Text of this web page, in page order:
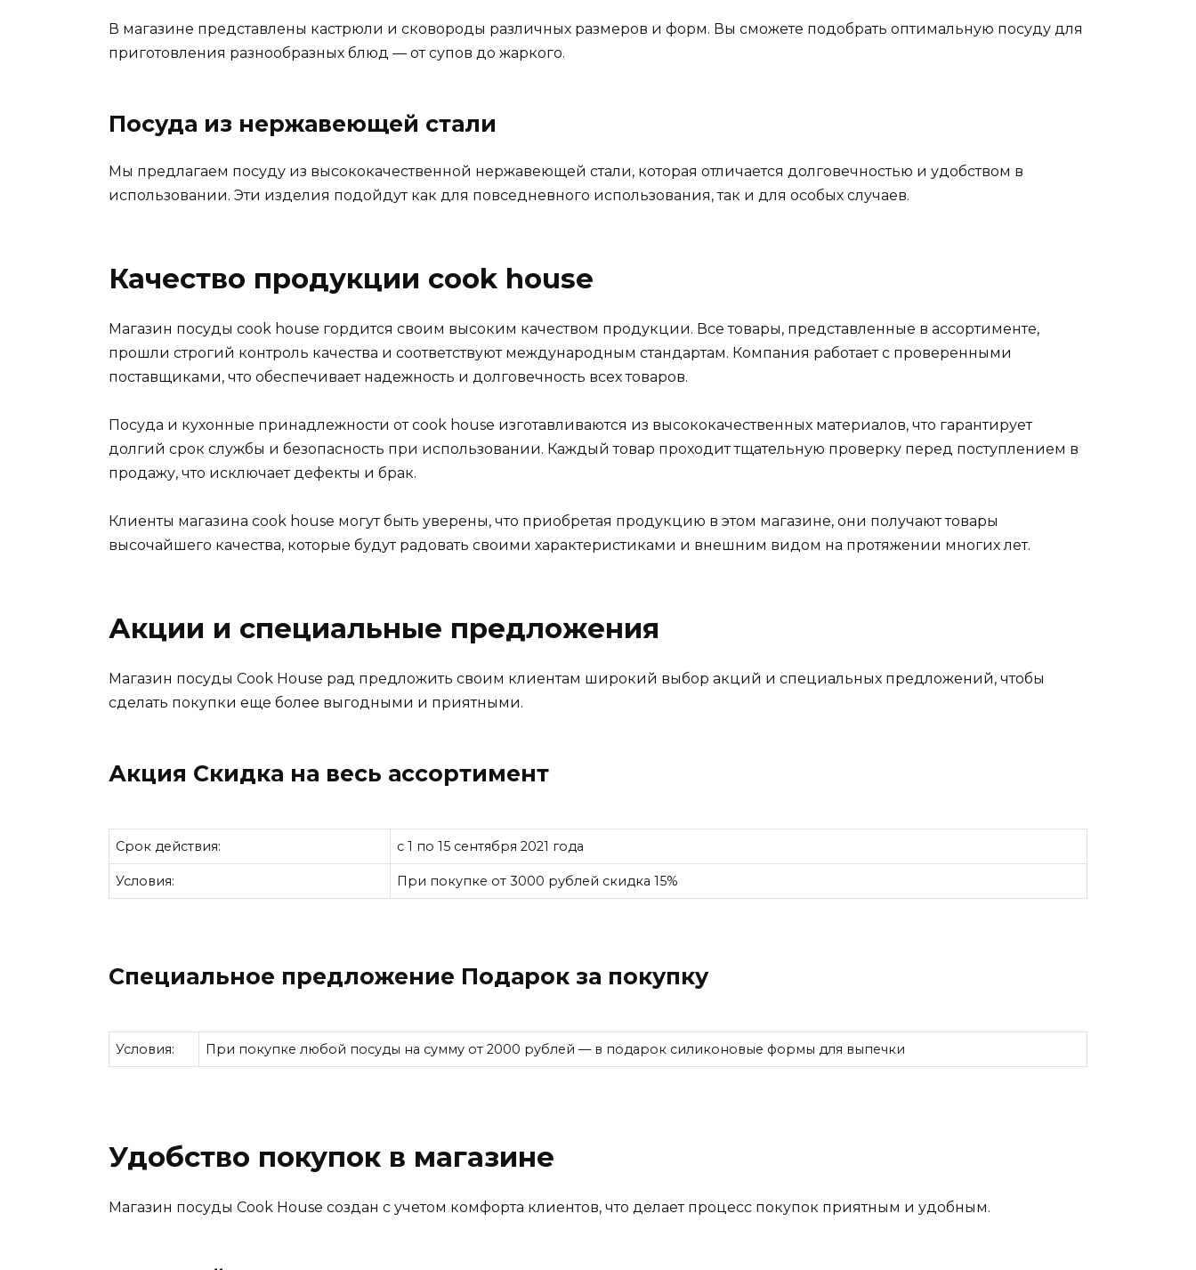
В магазине представлены кастрюли и сковороды различных размеров и форм. Вы сможете подобрать оптимальную посуду для
приготовления разнообразных блюд — от супов до жаркого.
Посуда из нержавеющей стали
Мы предлагаем посуду из высококачественной нержавеющей стали, которая отличается долговечностью и удобством в
использовании. Эти изделия подойдут как для повседневного использования, так и для особых случаев.
Качество продукции cook house
Магазин посуды cook house гордится своим высоким качеством продукции. Все товары, представленные в ассортименте,
прошли строгий контроль качества и соответствуют международным стандартам. Компания работает с проверенными
поставщиками, что обеспечивает надежность и долговечность всех товаров.
Посуда и кухонные принадлежности от cook house изготавливаются из высококачественных материалов, что гарантирует
долгий срок службы и безопасность при использовании. Каждый товар проходит тщательную проверку перед поступлением в
продажу, что исключает дефекты и брак.
Клиенты магазина cook house могут быть уверены, что приобретая продукцию в этом магазине, они получают товары
высочайшего качества, которые будут радовать своими характеристиками и внешним видом на протяжении многих лет.
Акции и специальные предложения
Магазин посуды Cook House рад предложить своим клиентам широкий выбор акций и специальных предложений, чтобы
сделать покупки еще более выгодными и приятными.
Акция Скидка на весь ассортимент
Срок действия: с 1 по 15 сентября 2021 года
Условия: При покупке от 3000 рублей скидка 15%
Специальное предложение Подарок за покупку
Условия: При покупке любой посуды на сумму от 2000 рублей — в подарок силиконовые формы для выпечки
Удобство покупок в магазине
Магазин посуды Cook House создан с учетом комфорта клиентов, что делает процесс покупок приятным и удобным.